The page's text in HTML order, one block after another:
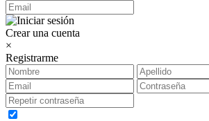
Crear una cuenta
×
Registrarme